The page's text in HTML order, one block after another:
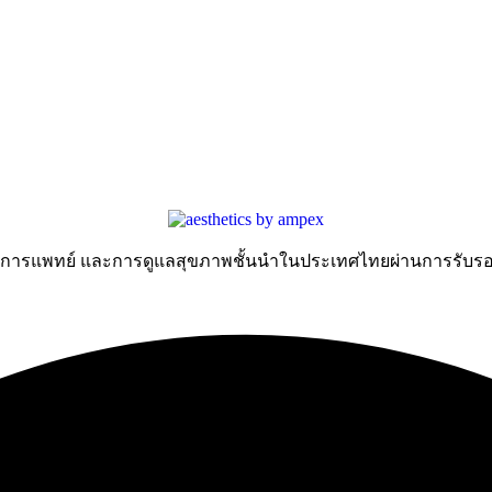
ทย์ และการดูแลสุขภาพชั้นนำในประเทศไทยผ่านการรับรองม